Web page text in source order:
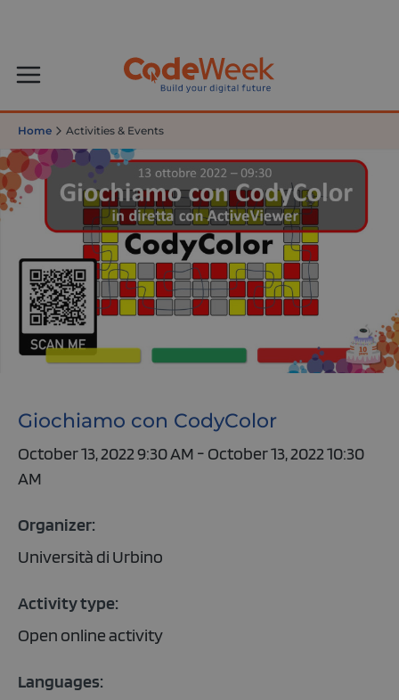
Home Activities & Events
Giochiamo con CodyColor
October 13, 2022 9:30 AM - October 13, 2022 10:30
AM
Organizer:
Università di Urbino
Activity type:
Open online activity
Languages: